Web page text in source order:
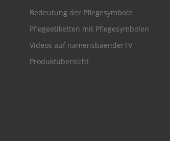
Bedeutung der Pflegesymbole
Pflegeetiketten mit Pflegesymbolen
Videos auf namensbaenderTV
Produktübersicht